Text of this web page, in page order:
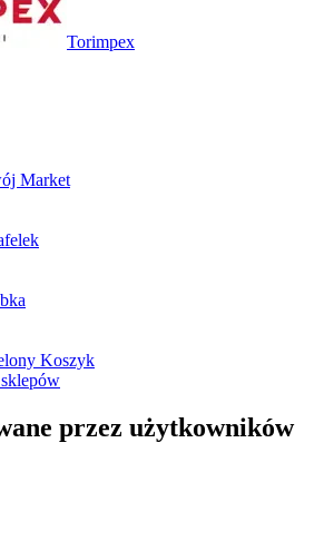
Torimpex
Market
Koszyk
przez użytkowników